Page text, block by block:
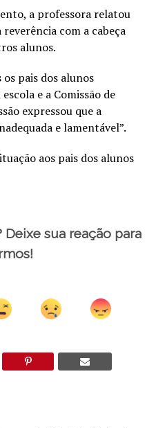
a professora relatou
com a cabeça
alunos.
pais dos alunos
e a Comissão de
expressou que a
e lamentável”.
aos pais dos alunos
sua reação para